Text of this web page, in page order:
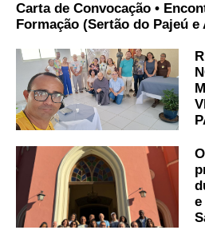
Carta de Convocação •
Formação (Sertão do Pajeú e
e